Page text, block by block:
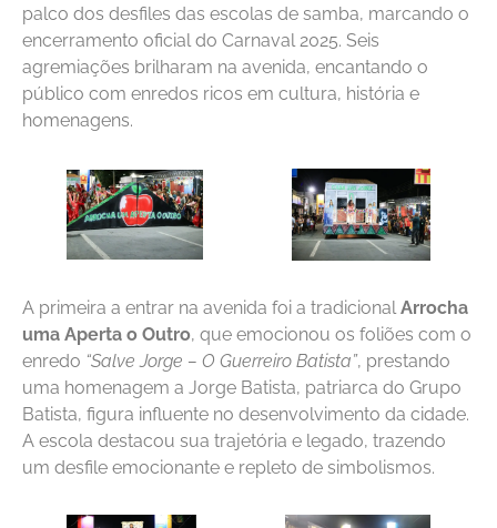
palco dos desfiles das escolas de samba, marcando o
encerramento oficial do Carnaval 2025. Seis
agremiações brilharam na avenida, encantando o
público com enredos ricos em cultura, história e
homenagens.
A primeira a entrar na avenida foi a tradicional Arrocha
uma Aperta o Outro, que emocionou os foliões com o
enredo “Salve Jorge – O Guerreiro Batista”, prestando
uma homenagem a Jorge Batista, patriarca do Grupo
Batista, figura influente no desenvolvimento da cidade.
A escola destacou sua trajetória e legado, trazendo
um desfile emocionante e repleto de simbolismos.